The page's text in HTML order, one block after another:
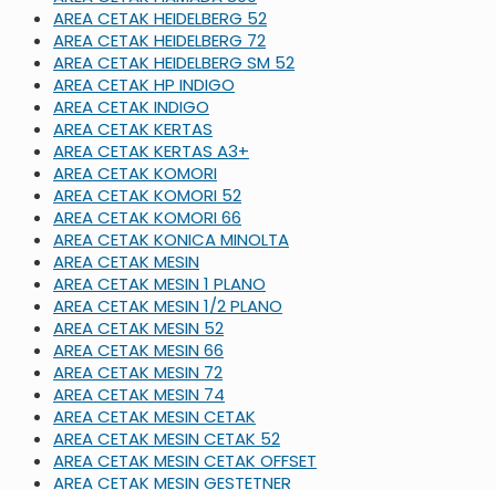
AREA CETAK HEIDELBERG 52
AREA CETAK HEIDELBERG 72
AREA CETAK HEIDELBERG SM 52
AREA CETAK HP INDIGO
AREA CETAK INDIGO
AREA CETAK KERTAS
AREA CETAK KERTAS A3+
AREA CETAK KOMORI
AREA CETAK KOMORI 52
AREA CETAK KOMORI 66
AREA CETAK KONICA MINOLTA
AREA CETAK MESIN
AREA CETAK MESIN 1 PLANO
AREA CETAK MESIN 1/2 PLANO
AREA CETAK MESIN 52
AREA CETAK MESIN 66
AREA CETAK MESIN 72
AREA CETAK MESIN 74
AREA CETAK MESIN CETAK
AREA CETAK MESIN CETAK 52
AREA CETAK MESIN CETAK OFFSET
AREA CETAK MESIN GESTETNER